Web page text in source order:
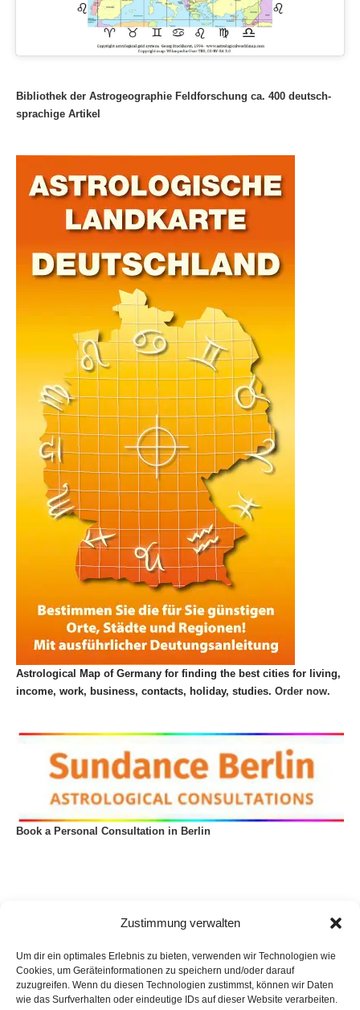
Zustimmung verwalten
Um dir ein optimales Erlebnis zu bieten, verwenden wir Technologien wie
Cookies, um Geräteinformationen zu speichern und/oder darauf
zuzugreifen. Wenn du diesen Technologien zustimmst, können wir Daten
wie das Surfverhalten oder eindeutige IDs auf dieser Website verarbeiten.
Bibliothek der Astrogeographie Feldforschung ca. 400 deutsch-
sprachige Artikel
Astrological Map of Germany for finding the best cities for living,
income, work, business, contacts, holiday, studies. Order now.
Book a Personal Consultation in Berlin